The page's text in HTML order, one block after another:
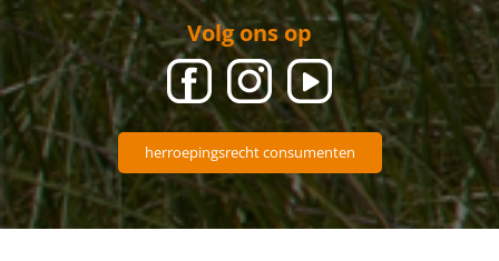
Volg ons op
herroepingsrecht consumenten